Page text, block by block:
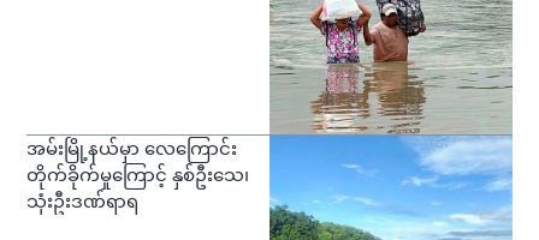
အမ်းမြို့နယ်မှာ လေကြောင်း
တိုက်ခိုက်မှုကြောင့် နှစ်ဦးသေ၊
သုံးဦးဒဏ်ရာရ